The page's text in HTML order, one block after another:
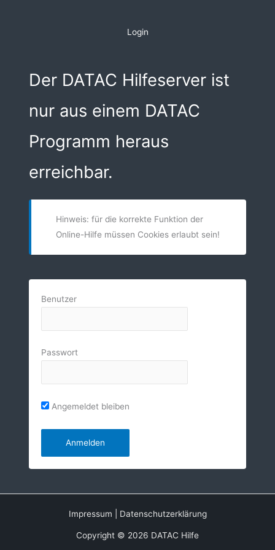
Login
Der DATAC Hilfeserver ist
nur aus einem DATAC
Programm heraus
erreichbar.
Hinweis: für die korrekte Funktion der
Online-Hilfe müssen Cookies erlaubt sein!
Benutzer
Passwort
Angemeldet bleiben
Impressum Datenschutzerklärung
Copyright © 2026 DATAC Hilfe